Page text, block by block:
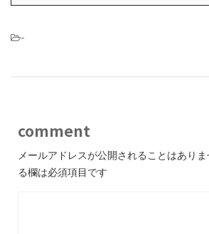
-
comment
メールアドレスが公開されることはありま
る欄は必須項目です